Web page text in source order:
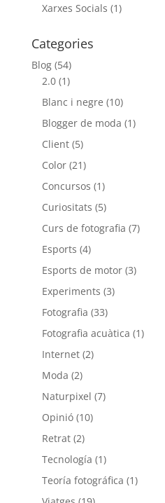
Xarxes Socials (1)
Categories
Blog(54)
2.0(1)
Blanc i negre (10)
Blogger de moda (1)
Client(5)
Color(21)
Concursos (1)
Curiositats (5)
Curs de fotografia (7)
Esports (4)
Esports de motor(3)
Experiments (3)
Fotografia (33)
Fotografia acuàtica (1)
Internet(2)
Moda (2)
Naturpixel (7)
Opinió(10)
Retrat(2)
Tecnología (1)
Teoría fotográfica (1)